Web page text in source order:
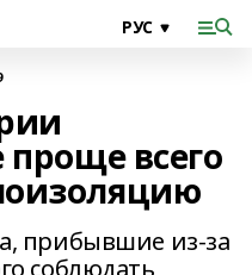
проще всего
прибывшие из-за
соблюдать